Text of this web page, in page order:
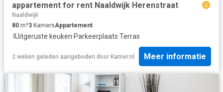
appartement for rent Naaldwijk Herenstraat
Naaldwijk
80 m²3 KamersAppartement
· IUitgeruste keuken·Parkeerplaats·Terras
2 weken geleden aangeboden door Kamer.nl Meer informatie